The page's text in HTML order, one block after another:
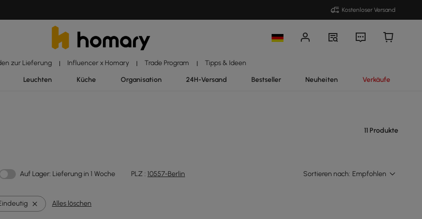
Kostenloser Versand
zur Lieferung | Influencer x Homary | Trade Program | Tipps & Ideen
Leuchten Küche Organisation 24H-Versand Bestseller Neuheiten Verkäufe
11 Produkte
Auf Lager: Lieferung in 1 Woche PLZ : 10557-Berlin Sortieren nach: Empfohlen
Alles löschen